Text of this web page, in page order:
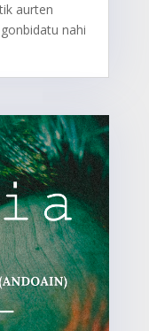
aurten
nahi